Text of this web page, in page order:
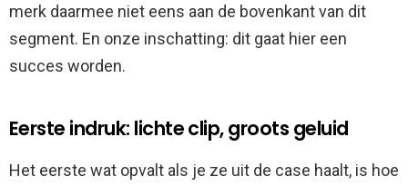
merk daarmee niet eens aan de bovenkant van dit
segment. En onze inschatting: dit gaat hier een
succes worden.
Eerste indruk: lichte clip, groots geluid
Het eerste wat opvalt als je ze uit de case haalt, is hoe